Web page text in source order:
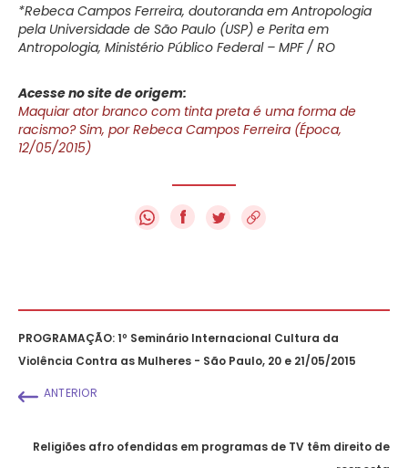
*Rebeca Campos Ferreira, doutoranda em Antropologia
pela Universidade de São Paulo (USP) e Perita em
Antropologia, Ministério Público Federal – MPF / RO
Acesse no site de origem:
Maquiar ator branco com tinta preta é uma forma de
racismo? Sim, por Rebeca Campos Ferreira (Época,
12/05/2015)
f
PROGRAMAÇÃO: 1º Seminário Internacional Cultura da
Violência Contra as Mulheres - São Paulo, 20 e 21/05/2015
ANTERIOR
Religiões afro ofendidas em programas de TV têm direito de